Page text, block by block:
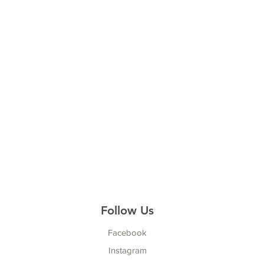
Follow Us
Facebook
Instagram